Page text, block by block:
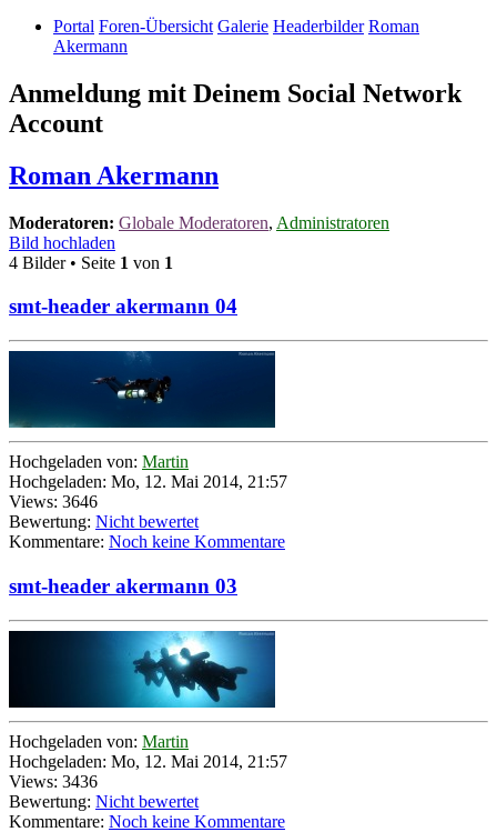
Portal Foren-Übersicht Galerie Headerbilder Roman
Akermann
Anmeldung mit Deinem Social Network
Account
Roman Akermann
Moderatoren: Globale Moderatoren, Administratoren
Bild hochladen
4 Bilder • Seite 1 von 1
smt-header akermann 04
Hochgeladen von: Martin
Hochgeladen: Mo, 12. Mai 2014, 21:57
Views: 3646
Bewertung: Nicht bewertet
Kommentare: Noch keine Kommentare
smt-header akermann 03
Hochgeladen von: Martin
Hochgeladen: Mo, 12. Mai 2014, 21:57
Views: 3436
Bewertung: Nicht bewertet
Kommentare: Noch keine Kommentare